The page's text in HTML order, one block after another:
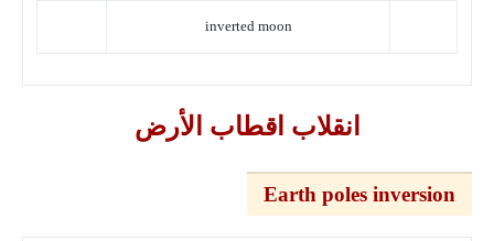
inverted moon
انقلاب اقطاب الأرض
Earth poles inversion